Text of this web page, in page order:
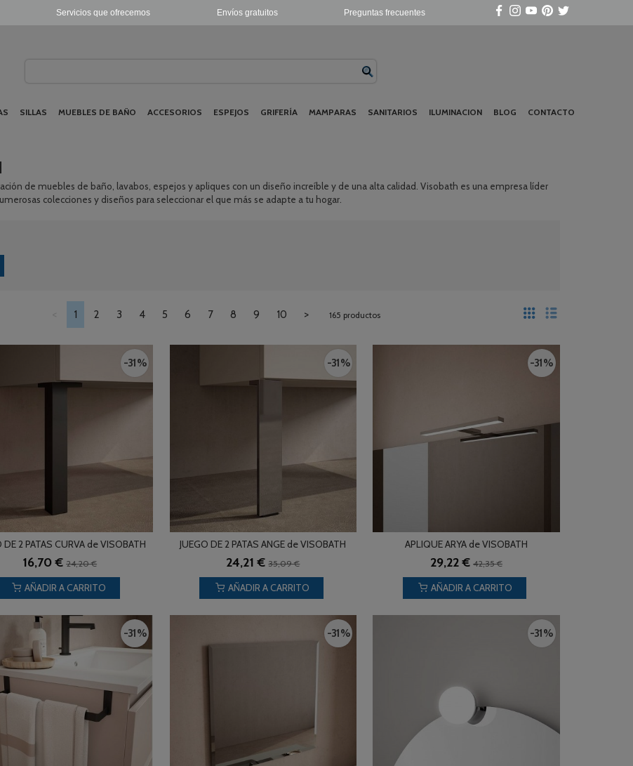
Preguntas frecuentes
Envíos gratuitos
Servicios que ofrecemos
SILLAS MUEBLES DE BAÑO ACCESORIOS ESPEJOS GRIFERÍA MAMPARAS SANITARIOS ILUMINACION BLOG CONTACTO
de muebles de baño, lavabos, espejos y apliques con un diseño increíble y de una alta calidad. Visobath es una empresa líder
colecciones y diseños para seleccionar el que más se adapte a tu hogar.
1 2 3 4 5 6 7 8 9 10 > 165 productos
-31 %
DE 2 PATAS CURVA de VISOBATH
16,70 €24,20 €
AÑADIR A CARRITO
-31 %
JUEGO DE 2 PATAS ANGE de VISOBATH
24,21 €35,09 €
AÑADIR A CARRITO
-31 %
APLIQUE ARYA de VISOBATH
29,22 € 42,35 €
AÑADIR A CARRITO
-31 % -31 % -31 %